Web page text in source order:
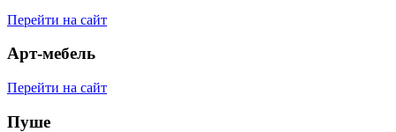
Перейти на сайт
Арт-мебель
Перейти на сайт
Пуше